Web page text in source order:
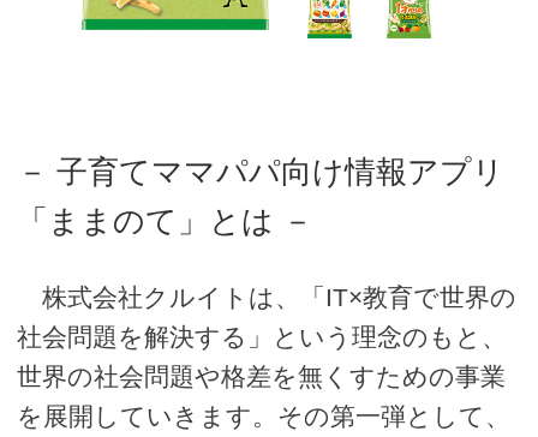
－ 子育てママパパ向け情報アプリ
「ままのて」とは －
株式会社クルイトは、「IT×教育で世界の
社会問題を解決する」という理念のもと、
世界の社会問題や格差を無くすための事業
を展開していきます。その第一弾として、